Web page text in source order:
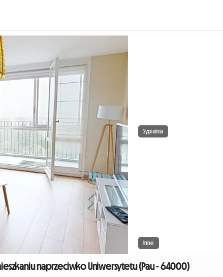
Sypialnia
Inne
naprzeciwko Uniwersytetu (Pau - 64000)